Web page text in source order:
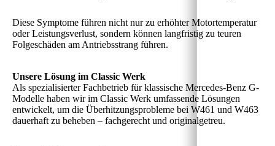
Diese Symptome führen nicht nur zu erhöhter Motortemperatur
oder Leistungsverlust, sondern können langfristig zu teuren
Folgeschäden am Antriebsstrang führen.
Unsere Lösung im Classic Werk
Als spezialisierter Fachbetrieb für klassische Mercedes-Benz G-
Modelle haben wir im Classic Werk umfassende Lösungen
entwickelt, um die Überhitzungsprobleme bei W461 und W463
dauerhaft zu beheben – fachgerecht und originalgetreu.